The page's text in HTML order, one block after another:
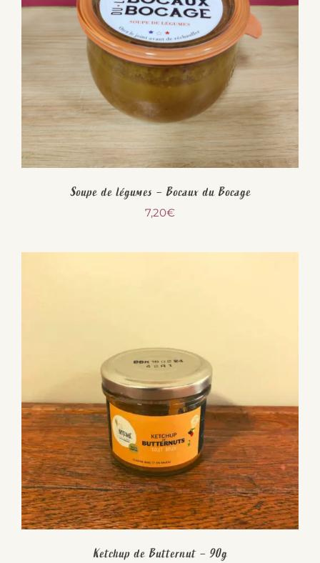
Soupe de légumes – Bocaux du Bocage
7,20€
Ketchup de Butternut – 90g